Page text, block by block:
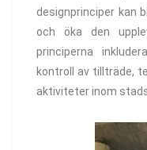
designprinciper kan
och öka den
principerna
kontroll av tillträde,
aktiviteter inom